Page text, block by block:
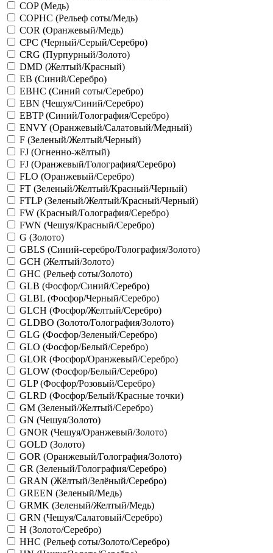
COP (Медь)
COPHC (Рельеф соты/Медь)
COR (Оранжевый/Медь)
CPC (Черный/Серый/Серебро)
CRG (Пурпурный/Золото)
DMD (Желтый/Красный)
EB (Синий/Серебро)
EBHC (Синий соты/Серебро)
EBN (Чешуя/Синий/Серебро)
EBTP (Синий/Голография/Серебро)
ENVY (Оранжевый/Салатовый/Медный)
F (Зеленый/Желтый/Черный)
FJ (Огненно-жёлтый)
FJ (Оранжевый/Голография/Серебро)
FLO (Оранжевый/Серебро)
FT (Зеленый/Желтый/Красный/Черный)
FTLP (Зеленый/Желтый/Красный/Черный)
FW (Красный/Голография/Серебро)
FWN (Чешуя/Красный/Серебро)
G (Золото)
GBLS (Синий-серебро/Голография/Золото)
GCH (Желтый/Золото)
GHC (Рельеф соты/Золото)
GLB (Фосфор/Синий/Серебро)
GLBL (Фосфор/Черный/Серебро)
GLCH (Фосфор/Желтый/Серебро)
GLDBO (Золото/Голография/Золото)
GLG (Фосфор/Зеленый/Серебро)
GLO (Фосфор/Белый/Серебро)
GLOR (Фосфор/Оранжевый/Серебро)
GLOW (Фосфор/Белый/Серебро)
GLP (Фосфор/Розовый/Серебро)
GLRD (Фосфор/Белый/Красные точки)
GM (Зеленый/Желтый/Серебро)
GN (Чешуя/Золото)
GNOR (Чешуя/Оранжевый/Золото)
GOLD (Золото)
GOR (Оранжевый/Голография/Золото)
GR (Зеленый/Голография/Серебро)
GRAN (Жёлтый/Зелёный/Серебро)
GREEN (Зеленый/Медь)
GRMK (Зеленый/Желтый/Медь)
GRN (Чешуя/Салатовый/Серебро)
H (Золото/Серебро)
HHC (Рельеф соты/Золото/Серебро)